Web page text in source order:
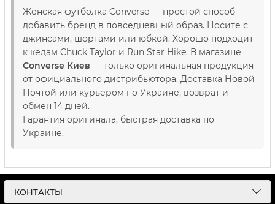
Женская футболка Converse — простой способ
добавить бренд в повседневный образ. Носите с
джинсами, шортами или юбкой. Хорошо подходит
к кедам Chuck Taylor и Run Star Hike. В магазине
Converse Киев — только оригинальная продукция
от официального дистрибьютора. Доставка Новой
Почтой или курьером по Украине, возврат и
обмен 14 дней.
Гарантия оригинала, быстрая доставка по
Украине.
КОНТАКТЫ